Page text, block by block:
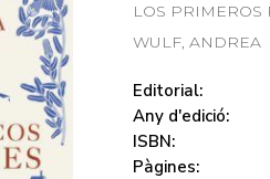
LOS PRIMEROS
WULF, ANDREA
Editorial:
Any d'edició:
ISBN:
Pàgines: